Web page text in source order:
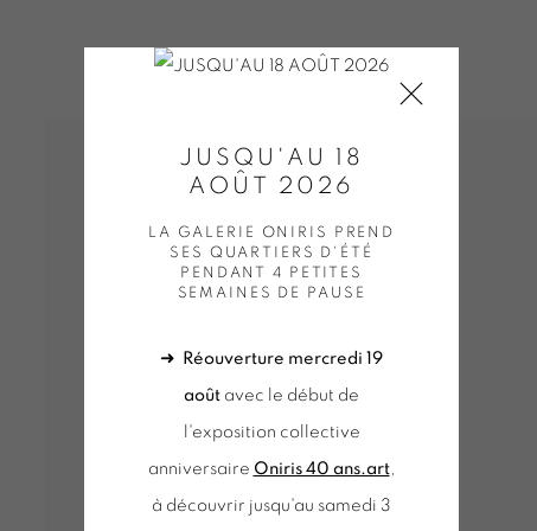
JUSQU'AU 18
AOÛT 2026
LA GALERIE ONIRIS PREND
SES QUARTIERS D'ÉTÉ
PENDANT 4 PETITES
SEMAINES DE PAUSE
➜ Réouverture mercredi 19
août avec le début de
l'exposition collective
anniversaire Oniris 40 ans.art,
à découvrir jusqu'au samedi 3